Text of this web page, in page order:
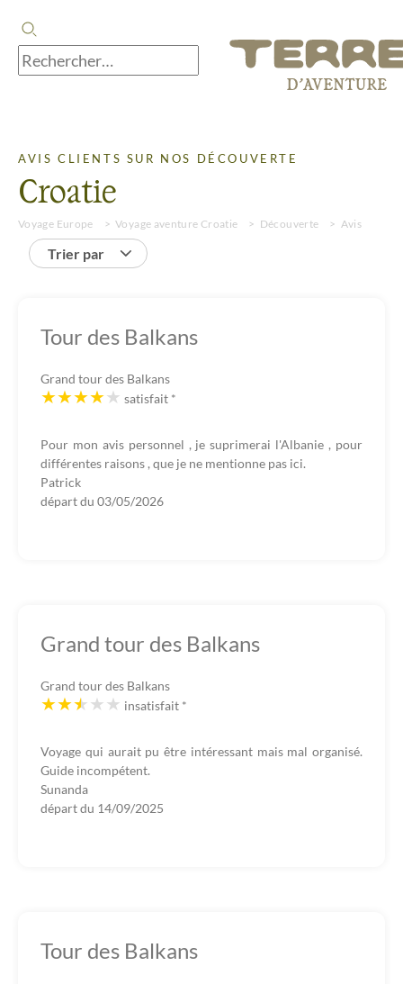
AVIS CLIENTS SUR NOS DÉCOUVERTE
Croatie
Voyage Europe Voyage aventure Croatie Découverte Avis
Trier par
Tour des Balkans
Grand tour des Balkans
satisfait *
Pour mon avis personnel , je suprimerai l'Albanie , pour
différentes raisons , que je ne mentionne pas ici.
Patrick
départ du 03/05/2026
Grand tour des Balkans
Grand tour des Balkans
insatisfait *
Voyage qui aurait pu être intéressant mais mal organisé.
Guide incompétent.
Sunanda
départ du 14/09/2025
Tour des Balkans